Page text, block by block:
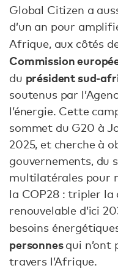
Global Citizen a
d’un an pour
Afrique, aux côtés
Commission
du président sud-
soutenus par
l’énergie. Cette
sommet du G20 à
2025, et cherche à
gouvernements, du
multilatérales pour
la COP28 : tripler la
renouvelable d’ici
besoins
personnesqui n’ont
travers l’Afrique.